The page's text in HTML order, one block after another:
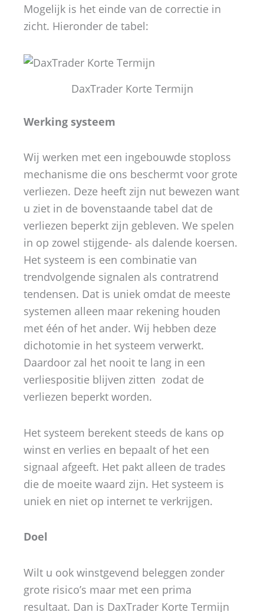
Mogelijk is het einde van de correctie in
zicht. Hieronder de tabel:
DaxTrader Korte Termijn
Werking systeem
Wij werken met een ingebouwde stoploss
mechanisme die ons beschermt voor grote
verliezen. Deze heeft zijn nut bewezen want
u ziet in de bovenstaande tabel dat de
verliezen beperkt zijn gebleven. We spelen
in op zowel stijgende- als dalende koersen.
Het systeem is een combinatie van
trendvolgende signalen als contratrend
tendensen. Dat is uniek omdat de meeste
systemen alleen maar rekening houden
met één of het ander. Wij hebben deze
dichotomie in het systeem verwerkt.
Daardoor zal het nooit te lang in een
verliespositie blijven zitten zodat de
verliezen beperkt worden.
Het systeem berekent steeds de kans op
winst en verlies en bepaalt of het een
signaal afgeeft. Het pakt alleen de trades
die de moeite waard zijn. Het systeem is
uniek en niet op internet te verkrijgen.
Doel
Wilt u ook winstgevend beleggen zonder
grote risico’s maar met een prima
resultaat. Dan is DaxTrader Korte Termijn